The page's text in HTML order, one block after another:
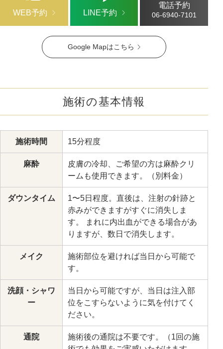
Google Mapはこちら
WEB予約 LINE予約
電話予約
06-6940-7101
施術の基本情報
施術時間 15分程度
麻酔
皮膚の冷却、ご希望の方は麻酔クリ
ームも使用できます。（別料金）
ダウンタイム
1〜5日程度。直後は、注射の針跡と
赤みができますがすぐに消失しま
す。 まれに内出血ができる場合があ
りますが、数日で消失します。
メイク
施術部位を避ければ当日から可能で
す。
洗顔・シャワ
ー
当日から可能ですが、当日は注入部
位をこすらないように気を付けてく
ださい。
通院
施術後の通院は不要です。（1回の施